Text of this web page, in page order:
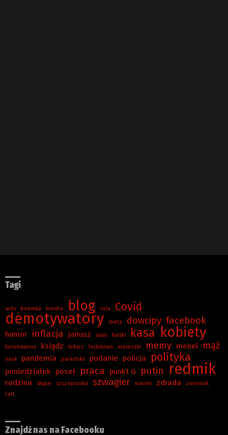
Tagi
aids beemka biedra blog cola Covid
demotywatory dieta dowcipy facebook
humor inflacja janusz jasiu kartki kasa kobiety
koronawirus ksiądz lekarz lockdown maseczki memy menel mąż
nasa pandemia paradoks podanie policja polityka
poniedziałek poseł praca punkt G putin redmik
rodzina skype szczepionka szwagier xiaomi zdrada
ziemniak
żart
Znajdź nas na Facebooku